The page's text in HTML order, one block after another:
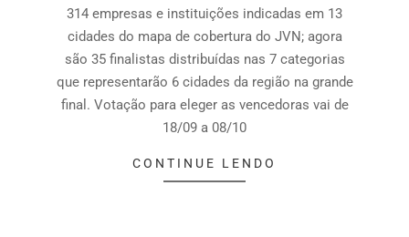
314 empresas e instituições indicadas em 13
cidades do mapa de cobertura do JVN; agora
são 35 finalistas distribuídas nas 7 categorias
que representarão 6 cidades da região na grande
final. Votação para eleger as vencedoras vai de
18/09 a 08/10
CONTINUE LENDO